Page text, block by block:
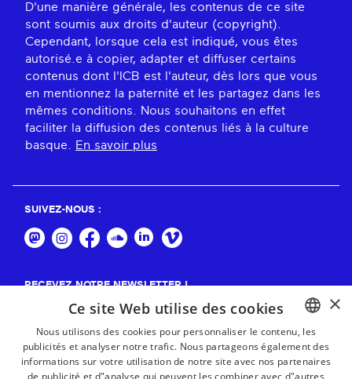
D'une manière générale, les contenus de ce site
sont soumis aux droits d'auteur (copyright).
Cependant, lorsque cela est indiqué, vous êtes
autorisé.e à copier, adapter et diffuser certains
contenus dont l'ICB est l'auteur, dès lors que vous
en mentionnez la paternité et les partagez dans les
mêmes conditions. Nous souhaitons en effet
faciliter la diffusion des contenus liés à la culture
basque.
En savoir plus
SUIVEZ-NOUS :
RECEVEZ NOTRE NEWSLETTER !
BASQUE
FRENCH
×
Ce site Web utilise des cookies
Nous utilisons des cookies pour personnaliser le contenu, les
publicités et analyser notre trafic. Nous partageons également des
informations sur votre utilisation de notre site avec nos partenaires
de publicité et d"analyse qui peuvent les combiner avec d"autres